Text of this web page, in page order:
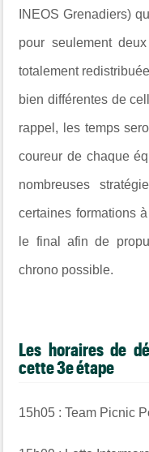
INEOS Grenadiers)
pour seulement
totalement
bien différentes de
rappel, les temps
coureur de chaque
nombreuses
certaines formations
le final afin de
chrono possible.
Les horaires de
cette 3e étape
15h05 : Team Picnic